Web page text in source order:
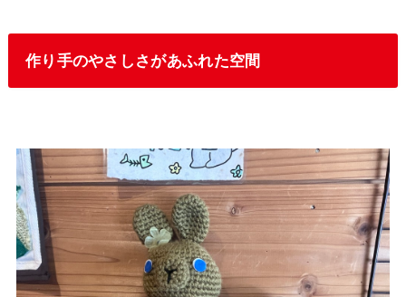
作り手のやさしさがあふれた空間